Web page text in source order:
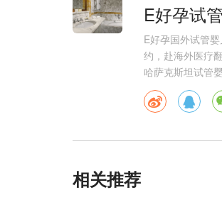
E好孕试
E好孕国外试管
约，赴海外医疗
哈萨克斯坦试管
相关推荐